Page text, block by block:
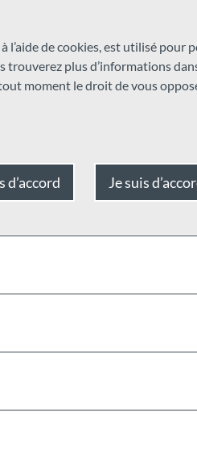
l’aide de cookies, est utilisé pour
trouverez plus d’informations
moment le droit de vous
d’accord Je suis